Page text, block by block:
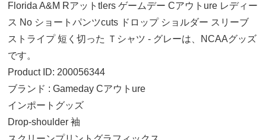
Florida A&M Rアットtlers ゲームデー Cアウトure レディー
ス No ショートパンツcuts ドロップ ショルダー スリーブ
ストライプ 短く切った Ｔシャツ - グレーは、NCAAグッズ
です。
Product ID: 200056344
ブランド : Gameday Cアウトure
インポートグッズ
Drop-shoulder 袖